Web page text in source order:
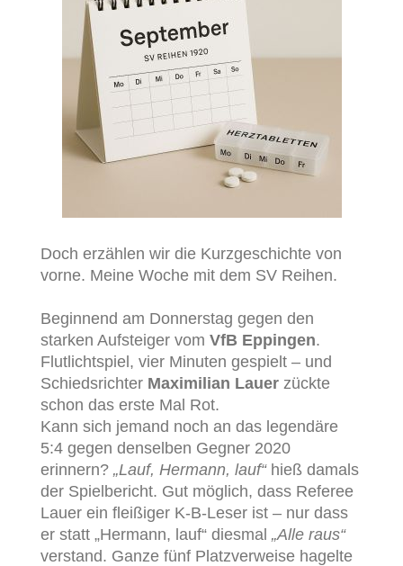
Doch erzählen wir die Kurzgeschichte von
vorne. Meine Woche mit dem SV Reihen.
Beginnend am Donnerstag gegen den
starken Aufsteiger vom VfB Eppingen.
Flutlichtspiel, vier Minuten gespielt – und
Schiedsrichter Maximilian Lauer zückte
schon das erste Mal Rot.
Kann sich jemand noch an das legendäre
5:4 gegen denselben Gegner 2020
erinnern? „Lauf, Hermann, lauf“hieß damals
der Spielbericht. Gut möglich, dass Referee
Lauer ein fleißiger K-B-Leser ist – nur dass
er statt „Hermann, lauf“ diesmal „Alle raus“
verstand. Ganze fünf Platzverweise hagelte